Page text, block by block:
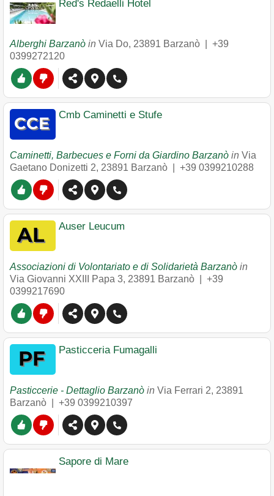
Red's Redaelli Hotel
Alberghi Barzanò in Via Do, 23891 Barzanò
+39
0399272120
Cmb Caminetti e Stufe
Caminetti, Barbecues e Forni da Giardino Barzanò in Via
Gaetano Donizetti 2, 23891 Barzanò +39 0399210288
Auser Leucum
Associazioni di Volontariato e di Solidarietà Barzanò in
Via Giovanni XXIII Papa 3, 23891 Barzanò
+39
0399217690
Pasticceria Fumagalli
Pasticcerie - Dettaglio Barzanò in Via Ferrari 2, 23891
Barzanò
+39 0399210397
Sapore di Mare